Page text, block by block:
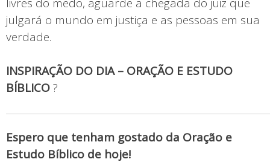
julgará o mundo em justiça e as pessoas em sua
verdade.
INSPIRAÇÃO DO DIA – ORAÇÃO E ESTUDO
BÍBLICO?
Espero que tenham gostado da Oração e
Estudo Bíblico de hoje!